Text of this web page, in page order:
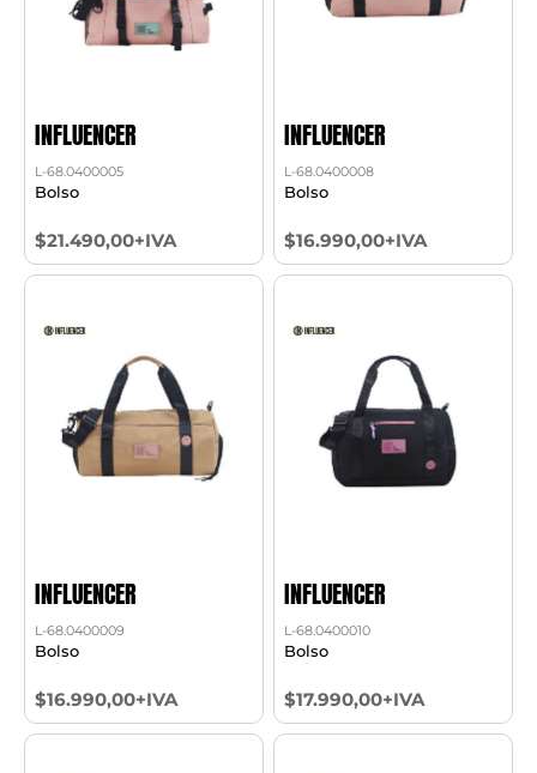
INFLUENCER
L-68.0400005
Bolso
$21.490,00+IVA
INFLUENCER
L-68.0400008
Bolso
$16.990,00+IVA
INFLUENCER
L-68.0400009
Bolso
$16.990,00+IVA
INFLUENCER
L-68.0400010
Bolso
$17.990,00+IVA